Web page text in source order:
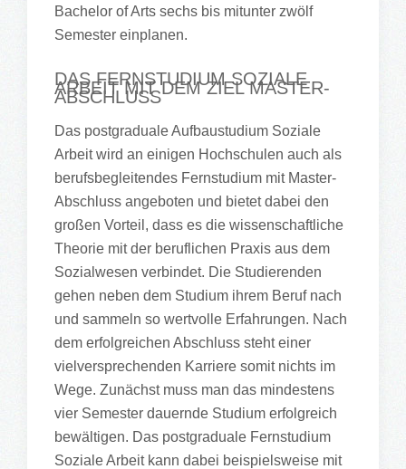
Bachelor of Arts sechs bis mitunter zwölf
Semester einplanen.
DAS FERNSTUDIUM SOZIALE
ARBEIT MIT DEM ZIEL MASTER-
ABSCHLUSS
Das postgraduale Aufbaustudium Soziale
Arbeit wird an einigen Hochschulen auch als
berufsbegleitendes Fernstudium mit Master-
Abschluss angeboten und bietet dabei den
großen Vorteil, dass es die wissenschaftliche
Theorie mit der beruflichen Praxis aus dem
Sozialwesen verbindet. Die Studierenden
gehen neben dem Studium ihrem Beruf nach
und sammeln so wertvolle Erfahrungen. Nach
dem erfolgreichen Abschluss steht einer
vielversprechenden Karriere somit nichts im
Wege. Zunächst muss man das mindestens
vier Semester dauernde Studium erfolgreich
bewältigen. Das postgraduale Fernstudium
Soziale Arbeit kann dabei beispielsweise mit